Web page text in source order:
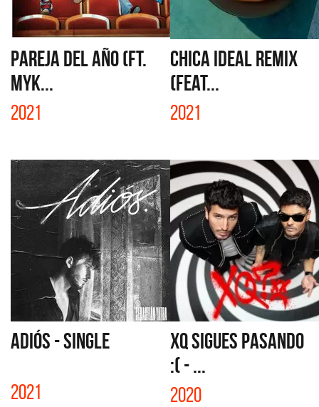
PAREJA DEL AÑO (FT.
MYK...
2021
CHICA IDEAL REMIX
(feat...
2021
ADIÓS - SINGLE
2021
XQ SIGUES PASANDO
:( - ...
2020